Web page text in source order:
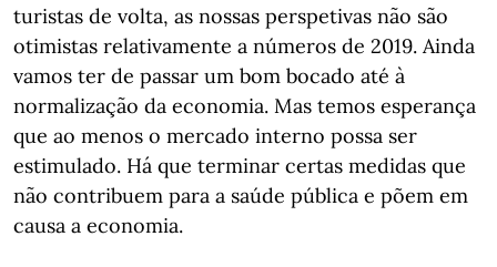
turistas de volta, as nossas perspetivas não são
otimistas relativamente a números de 2019. Ainda
vamos ter de passar um bom bocado até à
normalização da economia. Mas temos esperança
que ao menos o mercado interno possa ser
estimulado. Há que terminar certas medidas que
não contribuem para a saúde pública e põem em
causa a economia.